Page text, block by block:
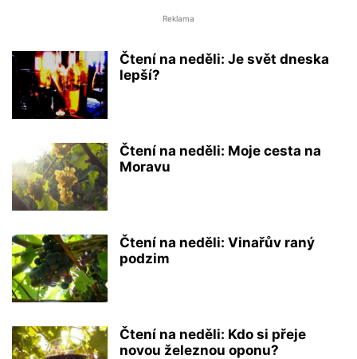
Reklama
Čtení na neděli: Je svět dneska
lepší?
Čtení na neděli: Moje cesta na
Moravu
Čtení na neděli: Vinařův raný
podzim
Čtení na neděli: Kdo si přeje
novou železnou oponu?